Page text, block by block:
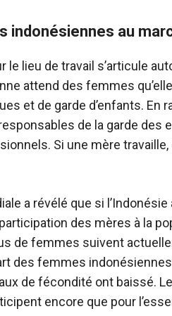
au
lieu de travail s’articule
attend des femmes
et de garde d’enfants. En
de la garde des
Si une mère travaille,
a révélé que si
des mères à la
de femmes suivent
des femmes
de fécondité ont baissé.
encore que pour